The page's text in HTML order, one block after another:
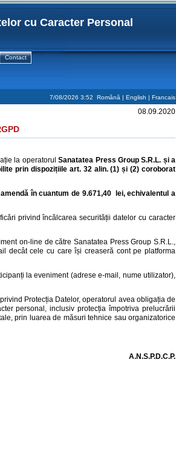
cu Caracter Personal
Contact
7/08/2026 3:52 Română | English | Francais
08.09.2020
la operatorulSanatatea Press Group S.R.L. și a
prin dispozițiile art. 32 alin. (1) și (2) coroborat
în cuantum de 9.671,40 lei, echivalentul a
privind încălcarea securității datelor cu caracter
on-line de către Sanatatea Press Group S.R.L.,
decât cele cu care își creaseră cont pe platforma
la eveniment (adrese e-mail, nume utilizator),
Protecția Datelor, operatorul avea obligația de
personal, inclusiv protecția împotriva prelucrării
prin luarea de măsuri tehnice sau organizatorice
A.N.S.P.D.C.P.